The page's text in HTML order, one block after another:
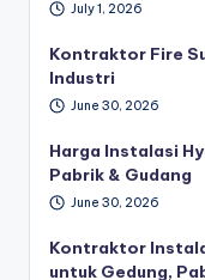
July 1, 2026
Kontraktor Fire
Industri
June 30, 2026
Harga Instalasi
Pabrik & Gudang
June 30, 2026
Kontraktor
untuk Gedung,